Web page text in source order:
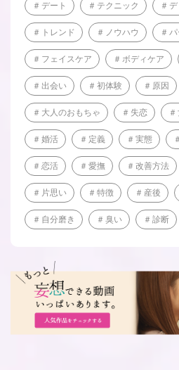
デート テクニック
トレンド ノウハウ パ
フェイスケア ボディケア
出会い 初体験 原因
大人のおもちゃ 失恋
婚活 定義 実態
恋活 愛撫 改善方法
片思い 特徴 産後
自分磨き 臭い 診断